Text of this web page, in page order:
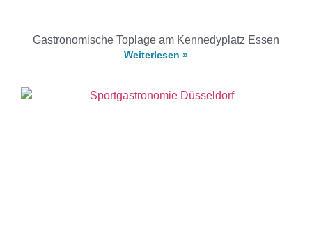
Gastronomische Toplage am Kennedyplatz Essen
Weiterlesen »